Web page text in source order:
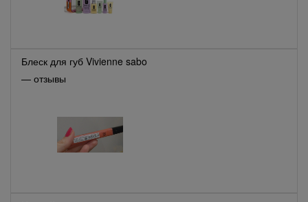
Блеск для губ Vivienne sabo
— отзывы